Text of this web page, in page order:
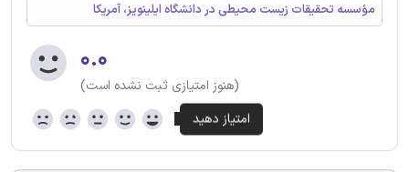
مؤسسه تحقیقات زیست محیطی در دانشگاه ایلینویز، آمریکا
۰.۰
(هنوز امتیازی ثبت نشده است)